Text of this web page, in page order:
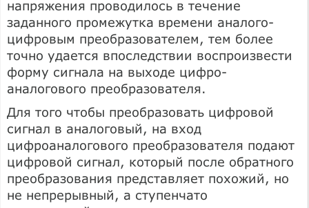
напряжения проводилось в течение
заданного промежутка времени аналого-
цифровым преобразователем, тем более
точно удается впоследствии воспроизвести
форму сигнала на выходе цифро-
аналогового преобразователя.
Для того чтобы преобразовать цифровой
сигнал в аналоговый, на вход
цифроаналогового преобразователя подают
цифровой сигнал, который после обратного
преобразования представляет похожий, но
не непрерывный, а ступенчато